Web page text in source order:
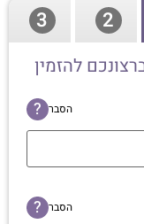
2
3
להזמין
הסבר ?
הסבר ?